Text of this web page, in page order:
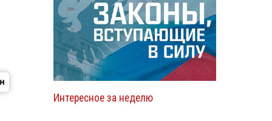
Интересное за неделю